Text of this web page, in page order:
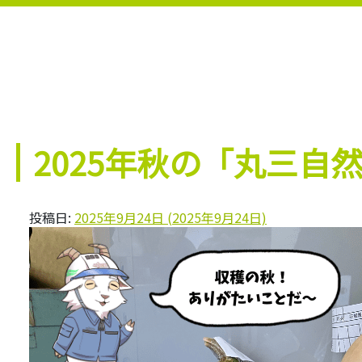
2025年秋の「丸三自
投稿日: 2025年9月24日 (2025年9月24日)